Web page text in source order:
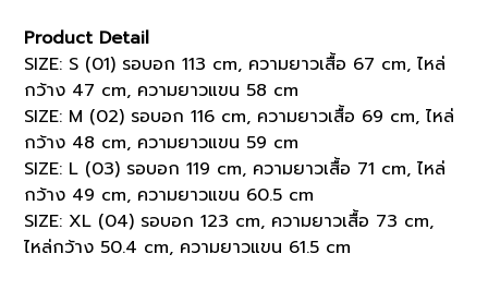
Product Detail
SIZE: S (01) รอบอก 113 cm, ความยาวเสื้อ 67 cm, ไหล่
กว้าง 47 cm, ความยาวแขน 58 cm
SIZE: M (02) รอบอก 116 cm, ความยาวเสื้อ 69 cm, ไหล่
กว้าง 48 cm, ความยาวแขน 59 cm
SIZE: L (03) รอบอก 119 cm, ความยาวเสื้อ 71 cm, ไหล่
กว้าง 49 cm, ความยาวแขน 60.5 cm
SIZE: XL (04) รอบอก 123 cm, ความยาวเสื้อ 73 cm,
ไหล่กว้าง 50.4 cm, ความยาวแขน 61.5 cm